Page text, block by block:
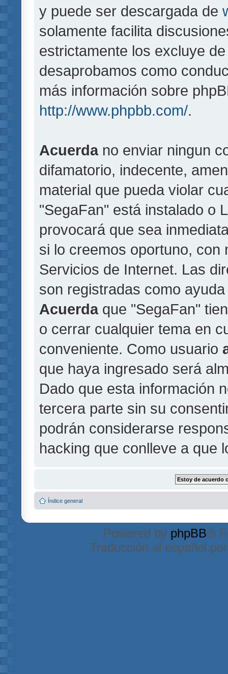
y puede ser descargada de
solamente facilita
estrictamente los excluye
desaprobamos como
más información sobre
http://www.phpbb.com/.
Acuerdano enviar ningun
difamatorio, indecente,
material que pueda violar
"SegaFan" está instalado o
provocará que sea
si lo creemos oportuno, con
Servicios de Internet. Las
son registradas como
Acuerdaque "SegaFan"
o cerrar cualquier tema en
conveniente. Como usuario
que haya ingresado será
Dado que esta información
tercera parte sin su
podrán considerarse
hacking que conlleve a que
Índice general
Powered by phpBB®
Traducción al español